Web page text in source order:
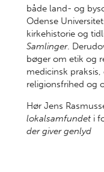
både land- og
Odense
kirkehistorie og
Samlinger.
bøger om etik og
medicinsk
religionsfrihed og
Hør Jens
lokalsamfundet i
der giver genlyd